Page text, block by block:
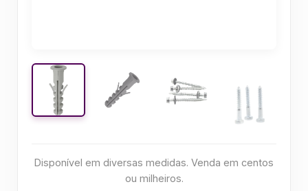
Disponível em diversas medidas. Venda em centos
ou milheiros.